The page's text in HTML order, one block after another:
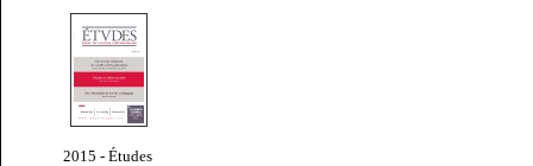
2015 - Études